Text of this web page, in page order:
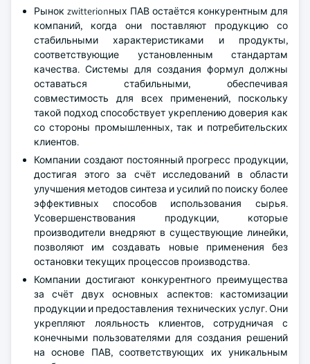
Рынок zwitterionных ПАВ остаётся конкурентным для
компаний, когда они поставляют продукцию со
стабильными характеристиками и продукты,
соответствующие установленным стандартам
качества. Системы для создания формул должны
оставаться стабильными, обеспечивая
совместимость для всех применений, поскольку
такой подход способствует укреплению доверия как
со стороны промышленных, так и потребительских
клиентов.
Компании создают постоянный прогресс продукции,
достигая этого за счёт исследований в области
улучшения методов синтеза и усилий по поиску более
эффективных способов использования сырья.
Усовершенствования продукции, которые
производители внедряют в существующие линейки,
позволяют им создавать новые применения без
остановки текущих процессов производства.
Компании достигают конкурентного преимущества
за счёт двух основных аспектов: кастомизации
продукции и предоставления технических услуг. Они
укрепляют лояльность клиентов, сотрудничая с
конечными пользователями для создания решений
на основе ПАВ, соответствующих их уникальным